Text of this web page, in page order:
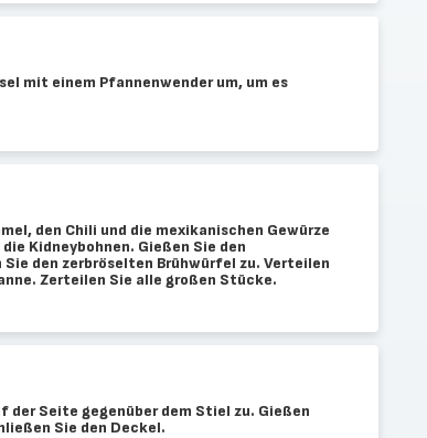
mit einem Pfannenwender um, um es
den Chili und die mexikanischen Gewürze
Kidneybohnen. Gießen Sie den
den zerbröselten Brühwürfel zu. Verteilen
Zerteilen Sie alle großen Stücke.
der Seite gegenüber dem Stiel zu. Gießen
Sie den Deckel.